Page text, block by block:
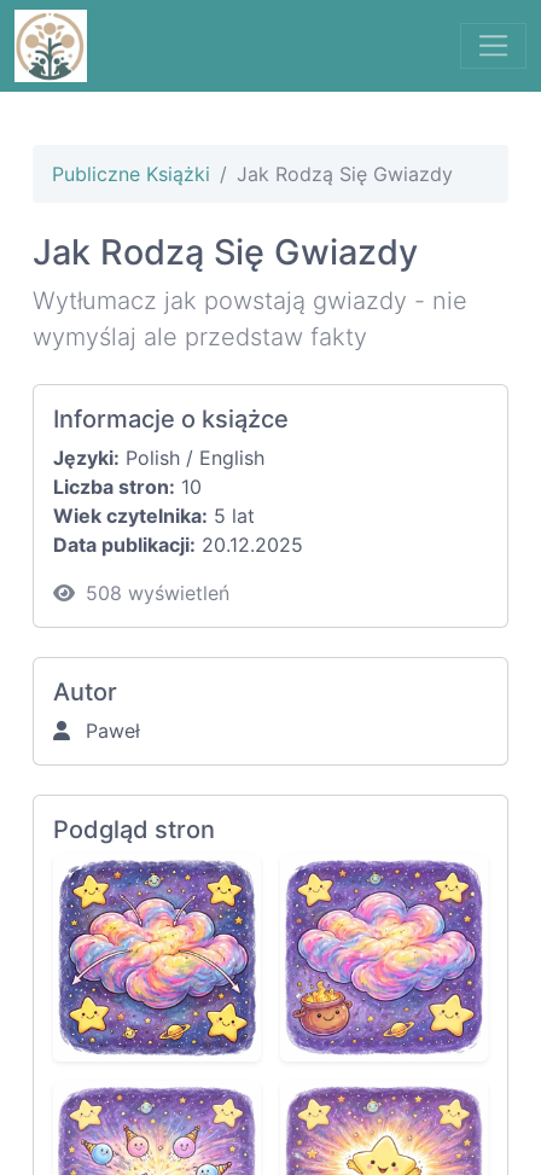
Publiczne Książki Jak Rodzą Się Gwiazdy
Jak Rodzą Się Gwiazdy
Wytłumacz jak powstają gwiazdy - nie
wymyślaj ale przedstaw fakty
Informacje o książce
Języki: Polish / English
Liczba stron: 10
Wiek czytelnika: 5 lat
Data publikacji: 20.12.2025
508 wyświetleń
Autor
Paweł
Podgląd stron